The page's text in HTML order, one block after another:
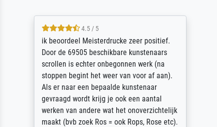
4.5 / 5
ik beoordeel Meisterdrucke zeer positief.
Door de 69505 beschikbare kunstenaars
scrollen is echter onbegonnen werk (na
stoppen begint het weer van voor af aan).
Als er naar een bepaalde kunstenaar
gevraagd wordt krijg je ook een aantal
werken van andere wat het onoverzichtelijk
maakt (bvb zoek Ros = ook Rops, Rose etc).